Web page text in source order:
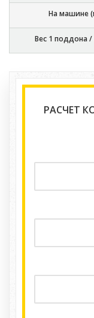
На машине
Вес 1 поддона /
РАСЧЕТ